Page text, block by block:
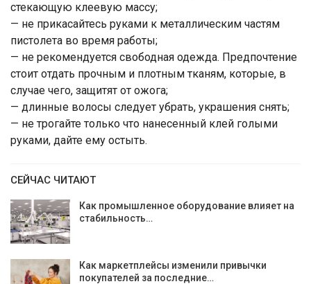
стекающую клеевую массу;
— не прикасайтесь руками к металлическим частям
пистолета во время работы;
— не рекомендуется свободная одежда. Предпочтение
стоит отдать прочным и плотным тканям, которые, в
случае чего, защитят от ожога;
— длинные волосы следует убрать, украшения снять;
— не трогайте только что нанесенный клей голыми
руками, дайте ему остыть.
СЕЙЧАС ЧИТАЮТ
Как промышленное оборудование влияет на
стабильность…
Как маркетплейсы изменили привычки
покупателей за последние…